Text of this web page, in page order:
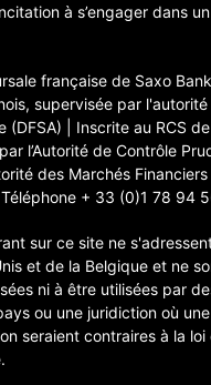
à s’engager dans
française de Saxo
supervisée par
(DFSA) | Inscrite au RCS
l’Autorité de Contrôle
des Marchés
+ 33 (0)1 78 94
sur ce site ne
et de la Belgique et ne
ni à être utilisées par
ou une juridiction où
seraient contraires à la loi